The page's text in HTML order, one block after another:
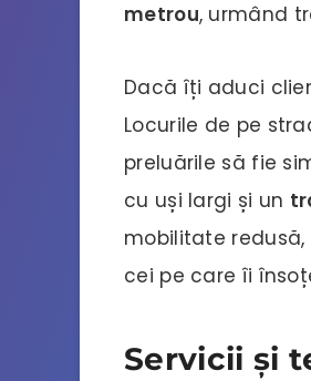
metrou, urmând
Dacă îți aduci
Locurile de pe
preluările să fie
cu uși largi și un
mobilitate
cei pe care îi
Servicii și